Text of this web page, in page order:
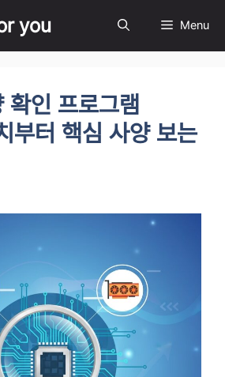
you Menu
확인 프로그램
부터 핵심 사양 보는